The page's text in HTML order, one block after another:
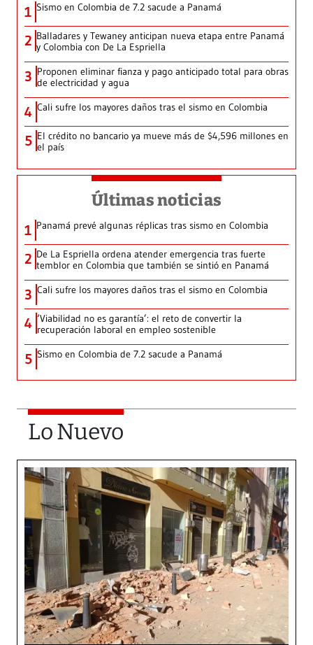
1 Sismo en Colombia de 7.2 sacude a Panamá
2 Balladares y Tewaney anticipan nueva etapa entre Panamá
y Colombia con De La Espriella
3 Proponen eliminar fianza y pago anticipado total para obras
de electricidad y agua
4 Cali sufre los mayores daños tras el sismo en Colombia
5 El crédito no bancario ya mueve más de $4,596 millones en
el país
Últimas noticias
1 Panamá prevé algunas réplicas tras sismo en Colombia
2 De La Espriella ordena atender emergencia tras fuerte
temblor en Colombia que también se sintió en Panamá
3 Cali sufre los mayores daños tras el sismo en Colombia
4 ‘Viabilidad no es garantía’: el reto de convertir la
recuperación laboral en empleo sostenible
5 Sismo en Colombia de 7.2 sacude a Panamá
Lo Nuevo